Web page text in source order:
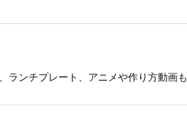
ランチプレート、アニメや作り方動画も